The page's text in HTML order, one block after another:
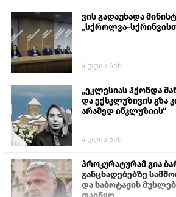
ვის გადაუხადა
„სქროლვა-
4 დღის წინ
„ეკლესიას ჰქონდა
და ექსკლუზივის გზა
არამედ ინკლუზიის“
4 დღის წინ
პროკურატურამ გია
განცხადებებზე
და საბოტაჟის